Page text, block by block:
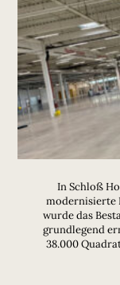
In Schloß
modernisierte
wurde das
grundlegend
38.000